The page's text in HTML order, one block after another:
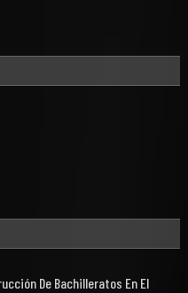
De Bachilleratos En El